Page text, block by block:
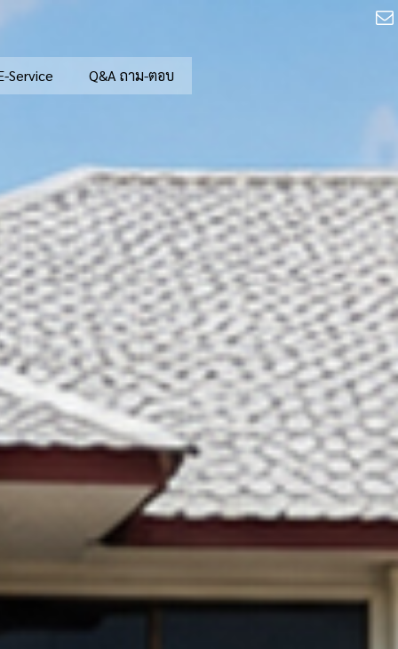
Service Q&A ถาม-ตอบ